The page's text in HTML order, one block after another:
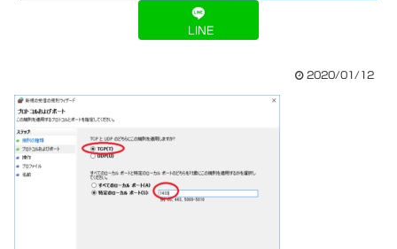
LINE
2020/01/12